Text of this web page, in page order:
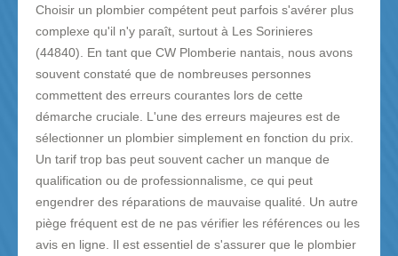
Choisir un plombier compétent peut parfois s'avérer plus
complexe qu'il n'y paraît, surtout à Les Sorinieres
(44840). En tant que CW Plomberie nantais, nous avons
souvent constaté que de nombreuses personnes
commettent des erreurs courantes lors de cette
démarche cruciale. L'une des erreurs majeures est de
sélectionner un plombier simplement en fonction du prix.
Un tarif trop bas peut souvent cacher un manque de
qualification ou de professionnalisme, ce qui peut
engendrer des réparations de mauvaise qualité. Un autre
piège fréquent est de ne pas vérifier les références ou les
avis en ligne. Il est essentiel de s'assurer que le plombier